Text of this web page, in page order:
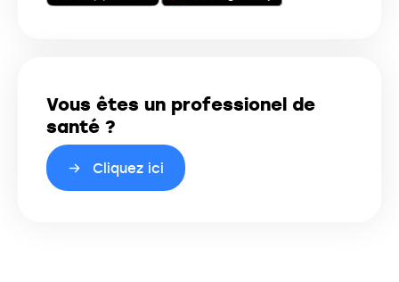
Vous êtes un professionel de
santé ?
Cliquez ici